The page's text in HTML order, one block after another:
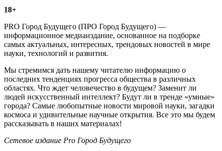
18+
PRO Город Будущего (ПРО Город Будущего) —
информационное медиаиздание, основанное на подборке
самых актуальных, интересных, трендовых новостей в мире
науки, технологий и развития.
Мы стремимся дать нашему читателю информацию о
последних тенденциях прогресса общества в различных
областях. Что ждет человечество в будущем? Заменит ли
людей искусственный интеллект? Будут ли в тренде «умные»
города? Самые любопытные новости мировой науки, загадки
космоса и удивительные научные открытия. Все это мы будем
рассказывать в наших материалах!
Сетевое издание Рrо Город Будущего